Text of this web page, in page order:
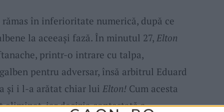
rămas în inferioritate numerică, după ce
la aceeași fază. În minutul 27, Elton
printr-o intrare cu talpa,
pentru adversar, însă arbitrul Eduard
și i l-a arătat chiar lui Elton!Cum acesta
eliminat, iar decizia contestată a